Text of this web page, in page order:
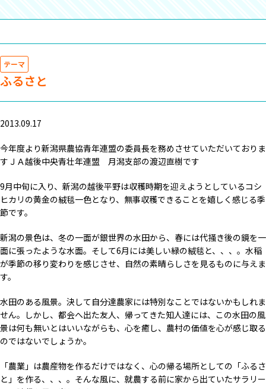
テーマ
ふるさと
2013.09.17
今年度より新潟県農協青年連盟の委員長を務めさせていただいておりま
すＪＡ越後中央青壮年連盟 月潟支部の渡辺直樹です
9月中旬に入り、新潟の越後平野は収穫時期を迎えようとしているコシ
ヒカリの黄金の絨毯一色となり、無事収穫できることを嬉しく感じる季
節です。
新潟の景色は、冬の一面が銀世界の水田から、春には代掻き後の鏡を一
面に張ったような水面。そして6月には美しい緑の絨毯と、、、。水稲
が季節の移り変わりを感じさせ、自然の素晴らしさを見るものに与えま
す。
水田のある風景。決して自分達農家には特別なことではないかもしれま
せん。しかし、都会へ出た友人、帰ってきた知人達には、この水田の風
景は何も無いとはいいながらも、心を癒し、農村の価値を心が感じ取る
のではないでしょうか。
「農業」は農産物を作るだけではなく、心の帰る場所としての「ふるさ
と」を作る、、、。そんな風に、就農する前に家から出ていたサラリー